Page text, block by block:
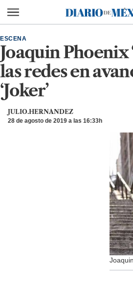
Diario de México
Joaquin Phoenix
las redes en
‘Joker’
ESCENA
JULIO.HERNANDEZ
28 de agosto de 2019 a las 16:33h